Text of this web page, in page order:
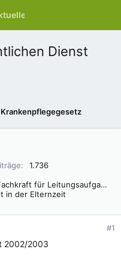
Dienst
1.736
Krankenschwester, Fachkraft für Leitungsaufgaben in der Pflege (FLP)
in der Elternzeit
#1
2002/2003